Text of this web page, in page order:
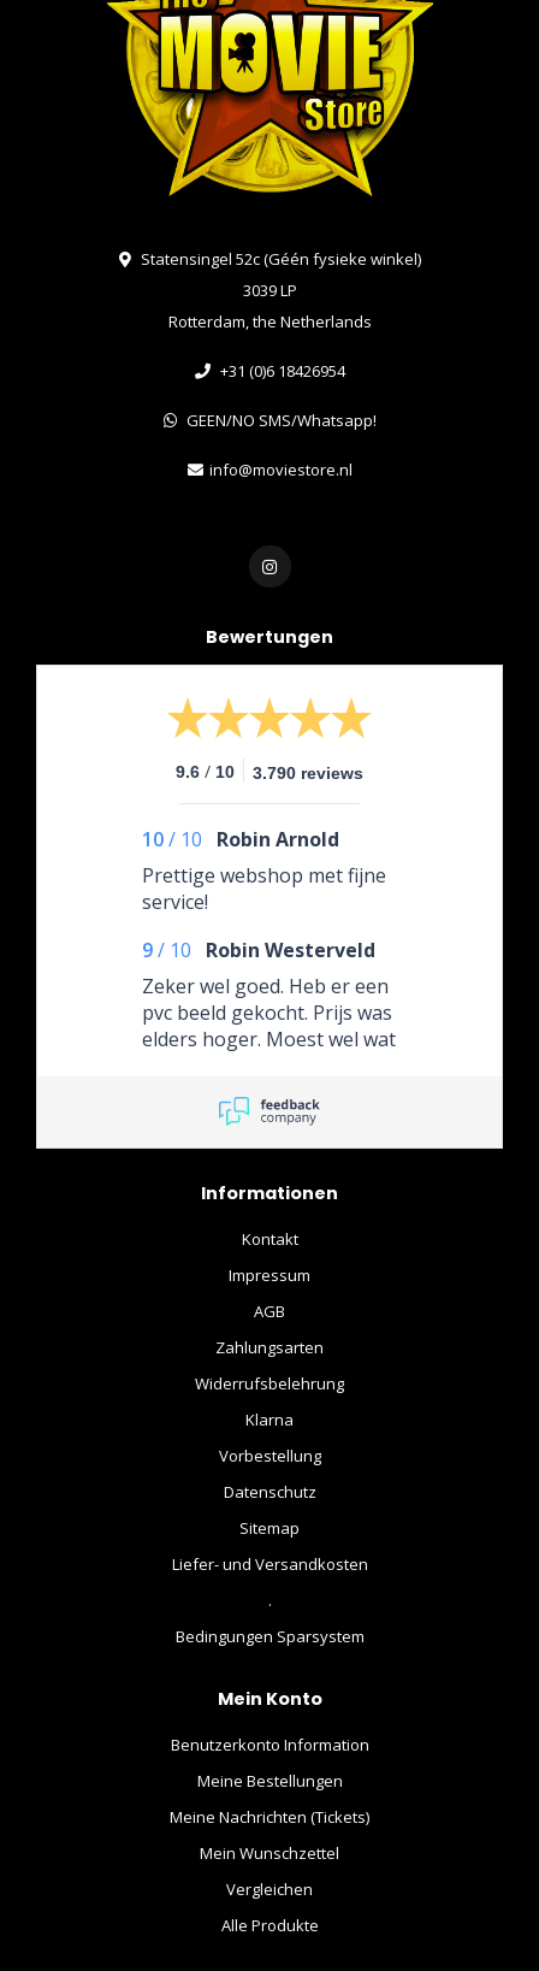
Statensingel 52c (Géén fysieke winkel)
3039 LP
Rotterdam, the Netherlands
+31 (0)6 18426954
GEEN/NO SMS/Whatsapp!
info@moviestore.nl
Bewertungen
9.6 / 10 3.790 reviews
10/ 10
Robin Arnold
Prettige webshop met fijne
service!
9/ 10
Robin Westerveld
Zeker wel goed. Heb er een
pvc beeld gekocht. Prijs was
elders hoger. Moest wel wat
3 dagen is ook geen
probleem. (Stond ook op de
website aangegeven) Ga
heb het een en ander
staat. Dus....
Informationen
Kontakt
Impressum
AGB
Zahlungsarten
Widerrufsbelehrung
Klarna
Vorbestellung
Datenschutz
Sitemap
Liefer- und Versandkosten
.
Bedingungen Sparsystem
Mein Konto
Benutzerkonto Information
Meine Bestellungen
Meine Nachrichten (Tickets)
Mein Wunschzettel
Vergleichen
Alle Produkte